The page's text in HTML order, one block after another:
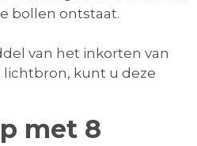
bollen ontstaat.
van het inkorten van
lichtbron, kunt u deze
met 8